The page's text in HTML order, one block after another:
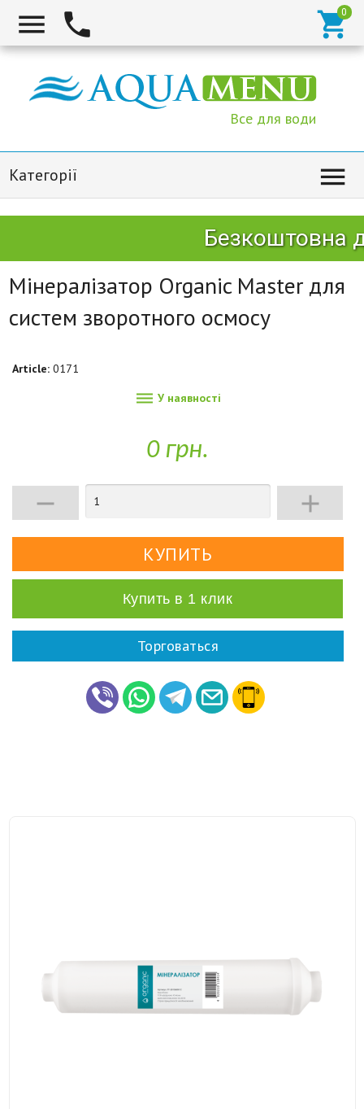
  
Все для води
Категорії 
Безкоштовна
Мінералізатор Organic Master для
систем зворотного осмосу
Article: 0171
 У наявності
0 грн.
 
Купить в 1 клик
Торговаться